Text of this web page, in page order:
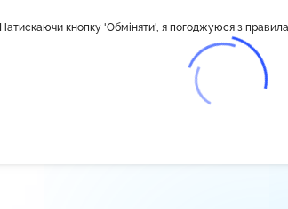
Натискаючи кнопку 'Обміняти', я погоджуюся з